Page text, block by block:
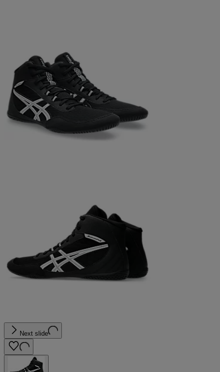
Next slide